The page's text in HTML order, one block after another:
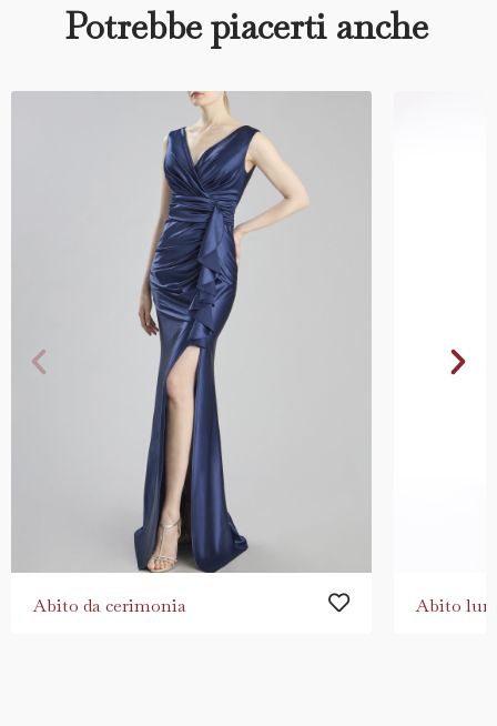
Potrebbe piacerti anche
Abito da cerimonia Abito